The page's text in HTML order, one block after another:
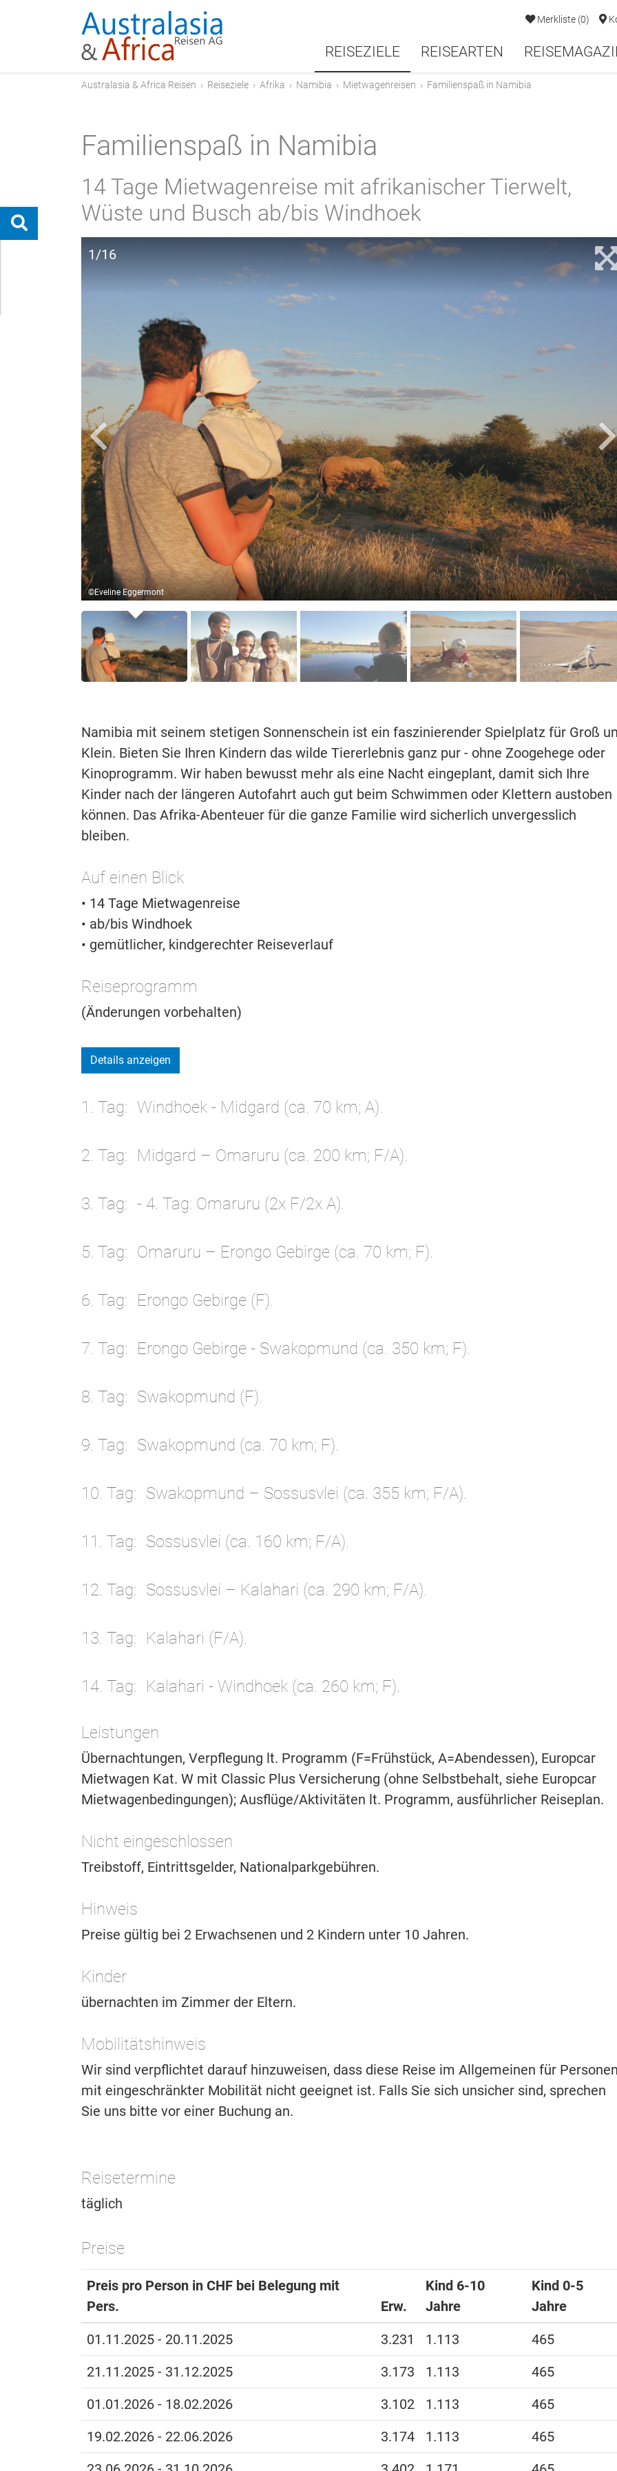
Merkliste (0)
REISEZIELE REISEARTEN
Australasia & Africa Reisen › Reiseziele › Afrika › Namibia › Mietwagenreisen › Familienspaß in Namibia
Familienspaß in Namibia
14 Tage Mietwagenreise mit afrikanischer Tierwelt,
Wüste und Busch ab/bis Windhoek
1/16
©Eveline Eggermont
Namibia mit seinem stetigen Sonnenschein ist ein faszinierender Spielplatz für Groß
Klein. Bieten Sie Ihren Kindern das wilde Tiererlebnis ganz pur - ohne Zoogehege oder
Kinoprogramm. Wir haben bewusst mehr als eine Nacht eingeplant, damit sich Ihre
Kinder nach der längeren Autofahrt auch gut beim Schwimmen oder Klettern austoben
können. Das Afrika-Abenteuer für die ganze Familie wird sicherlich unvergesslich
bleiben.
Auf einen Blick
• 14 Tage Mietwagenreise
• ab/bis Windhoek
• gemütlicher, kindgerechter Reiseverlauf
Reiseprogramm
(Änderungen vorbehalten)
Details anzeigen
1. Tag Windhoek - Midgard (ca. 70 km; A).
2. Tag Midgard – Omaruru (ca. 200 km; F/A).
3. Tag - 4. Tag: Omaruru (2x F/2x A).
5. Tag Omaruru – Erongo Gebirge (ca. 70 km; F).
6. Tag Erongo Gebirge (F).
7. Tag Erongo Gebirge - Swakopmund (ca. 350 km; F).
8. Tag Swakopmund (F).
9. Tag Swakopmund (ca. 70 km; F).
10. Tag Swakopmund – Sossusvlei (ca. 355 km; F/A).
11. Tag Sossusvlei (ca. 160 km; F/A).
12. Tag Sossusvlei – Kalahari (ca. 290 km; F/A).
13. Tag Kalahari (F/A).
14. Tag Kalahari - Windhoek (ca. 260 km; F).
Leistungen
Übernachtungen, Verpflegung lt. Programm (F=Frühstück, A=Abendessen), Europcar
Mietwagen Kat. W mit Classic Plus Versicherung (ohne Selbstbehalt, siehe Europcar
Mietwagenbedingungen); Ausflüge/Aktivitäten lt. Programm, ausführlicher Reiseplan.
Nicht eingeschlossen
Treibstoff, Eintrittsgelder, Nationalparkgebühren.
Hinweis
Preise gültig bei 2 Erwachsenen und 2 Kindern unter 10 Jahren.
Kinder
übernachten im Zimmer der Eltern.
Mobilitätshinweis
Wir sind verpflichtet darauf hinzuweisen, dass diese Reise im Allgemeinen für
mit eingeschränkter Mobilität nicht geeignet ist. Falls Sie sich unsicher sind, sprechen
Sie uns bitte vor einer Buchung an.
Reisetermine
täglich
Preise
Preis pro Person in CHF bei Belegung mit
Pers.
Erw.
Kind 6-10
Jahre
Kind 0-5
Jahre
01.11.2025 - 20.11.2025
3.231 1.113
465
21.11.2025 - 31.12.2025
3.173 1.113
465
01.01.2026 - 18.02.2026
3.102 1.113
465
19.02.2026 - 22.06.2026
3.174 1.113
465